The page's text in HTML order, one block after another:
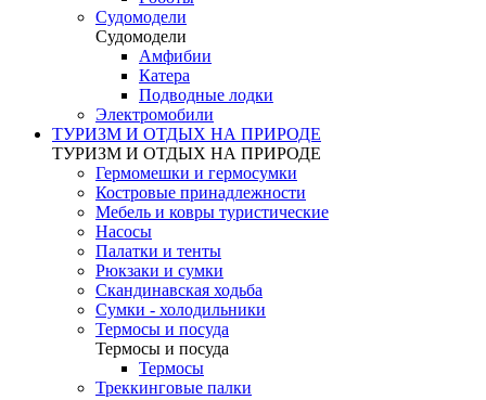
Судомодели
Судомодели
Амфибии
Катера
Подводные лодки
Электромобили
ТУРИЗМ И ОТДЫХ НА ПРИРОДЕ
ТУРИЗМ И ОТДЫХ НА ПРИРОДЕ
Гермомешки и гермосумки
Костровые принадлежности
Мебель и ковры туристические
Насосы
Палатки и тенты
Рюкзаки и сумки
Скандинавская ходьба
Сумки - холодильники
Термосы и посуда
Термосы и посуда
Термосы
Треккинговые палки